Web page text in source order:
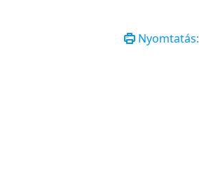
Nyomtatás: